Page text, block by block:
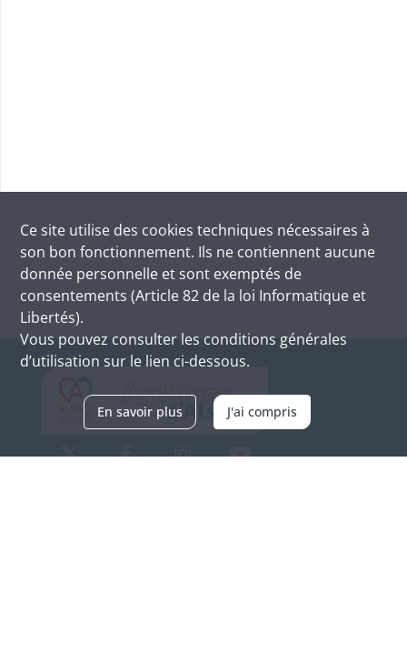
Ce site utilise des cookies techniques nécessaires à
son bon fonctionnement. Ils ne contiennent aucune
donnée personnelle et sont exemptés de
consentements (Article 82 de la loi Informatique et
Libertés).
Vous pouvez consulter les conditions générales
d’utilisation sur le lien ci-dessous.
En savoir plus J'ai compris